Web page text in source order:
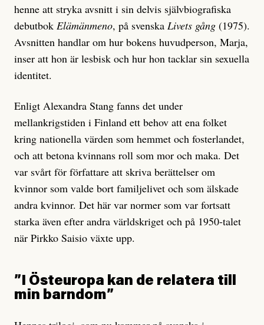
henne att stryka avsnitt i sin delvis självbiografiska
debutbok Elämänmeno, på svenska Livets gång (1975).
Avsnitten handlar om hur bokens huvudperson, Marja,
inser att hon är lesbisk och hur hon tacklar sin sexuella
identitet.
Enligt Alexandra Stang fanns det under
mellankrigstiden i Finland ett behov att ena folket
kring nationella värden som hemmet och fosterlandet,
och att betona kvinnans roll som mor och maka. Det
var svårt för författare att skriva berättelser om
kvinnor som valde bort familjelivet och som älskade
andra kvinnor. Det här var normer som var fortsatt
starka även efter andra världskriget och på 1950-talet
när Pirkko Saisio växte upp.
”I Östeuropa kan de relatera till
min barndom”